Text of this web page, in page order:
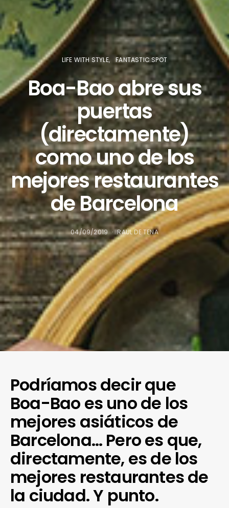
LIFE WITH STYLE FANTASTIC SPOT
Boa-Bao abre sus
puertas
(directamente)
como uno de los
mejores restaurantes
de Barcelona
04/09/2019 RAÜL DE TENA
Podríamos decir que
Boa-Bao es uno de los
mejores asiáticos de
Barcelona… Pero es que,
directamente, es de los
mejores restaurantes de
la ciudad. Y punto.